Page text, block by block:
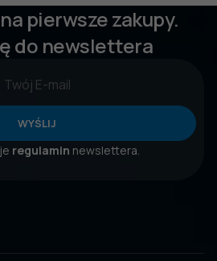
pierwsze zakupy.
do newslettera
WYŚLIJ
regulamin newslettera.